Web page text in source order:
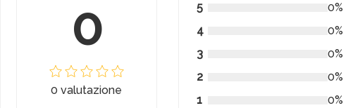
0
0 valutazione
5
0%
4
0%
3
0%
2
0%
1
0%